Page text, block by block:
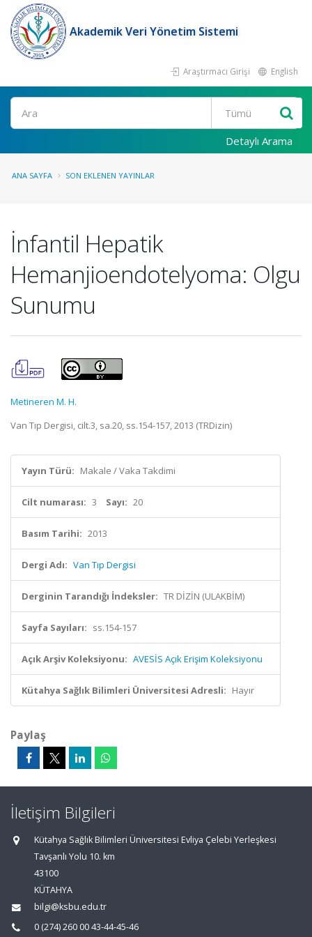
Akademik Veri Yönetim Sistemi
Araştırmacı Girişi English
Ara
Detaylı Arama
ANA SAYFA SON EKLENEN YAYINLAR
İnfantil Hepatik
Hemanjioendotelyoma: Olgu
Sunumu
Metineren M. H.
Van Tıp Dergisi, cilt.3, sa.20, ss.154-157, 2013 (TRDizin)
Yayın Türü: Makale / Vaka Takdimi
Cilt numarası: 3 Sayı: 20
Basım Tarihi: 2013
Dergi Adı: Van Tıp Dergisi
Derginin Tarandığı İndeksler: TR DİZİN (ULAKBİM)
Sayfa Sayıları: ss.154-157
Açık Arşiv Koleksiyonu: AVESİS Açık Erişim Koleksiyonu
Kütahya Sağlık Bilimleri Üniversitesi Adresli: Hayır
Paylaş
İletişim Bilgileri
Kütahya Sağlık Bilimleri Üniversitesi Evliya Çelebi Yerleşkesi
Tavşanlı Yolu 10. km
43100
KÜTAHYA
bilgi@ksbu.edu.tr
0 (274) 260 00 43-44-45-46